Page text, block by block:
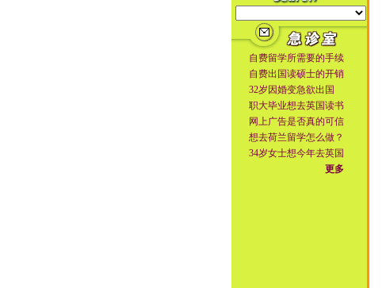
自费留学所需要的手续
自费出国读硕士的开销
32岁因婚变急欲出国
职大毕业想去英国读书
网上广告是否真的可信
想去荷兰留学怎么做？
34岁女士想今年去英国
更多